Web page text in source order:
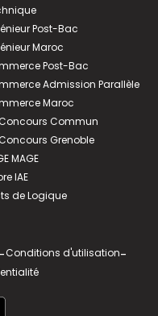
Post-Bac
Maroc
Post-Bac
Admission Parallèle
Maroc
Concours Commun
Concours Grenoble
MAGE
IAE
de Logique
-Conditions d'utilisation-